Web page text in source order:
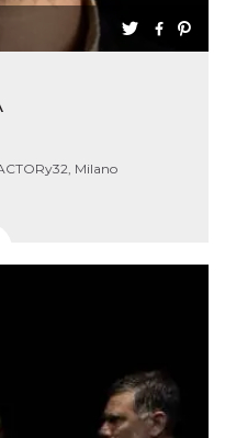
Milano